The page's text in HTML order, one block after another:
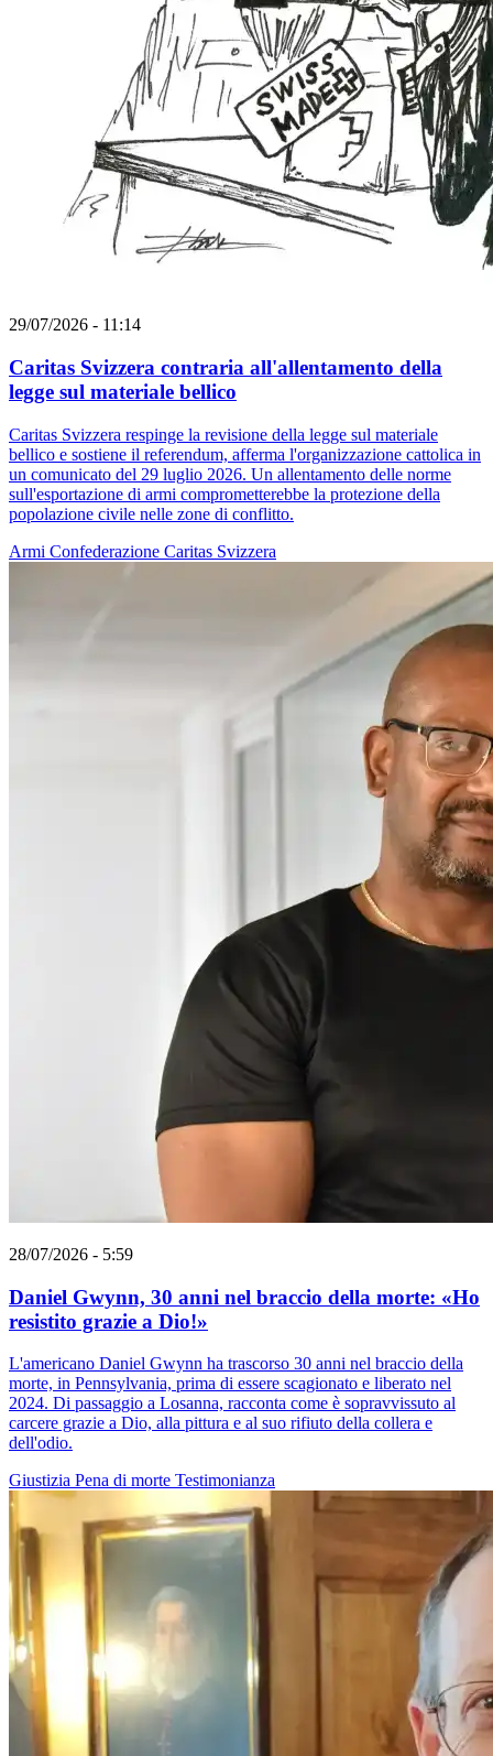
29/07/2026 - 11:14
Caritas Svizzera contraria all'allentamento della
legge sul materiale bellico
Caritas Svizzera respinge la revisione della legge sul materiale
bellico e sostiene il referendum, afferma l'organizzazione cattolica in
un comunicato del 29 luglio 2026. Un allentamento delle norme
sull'esportazione di armi comprometterebbe la protezione della
popolazione civile nelle zone di conflitto.
Armi Confederazione Caritas Svizzera
28/07/2026 - 5:59
Daniel Gwynn, 30 anni nel braccio della morte: «Ho
resistito grazie a Dio!»
L'americano Daniel Gwynn ha trascorso 30 anni nel braccio della
morte, in Pennsylvania, prima di essere scagionato e liberato nel
2024. Di passaggio a Losanna, racconta come è sopravvissuto al
carcere grazie a Dio, alla pittura e al suo rifiuto della collera e
dell'odio.
Giustizia Pena di morte Testimonianza